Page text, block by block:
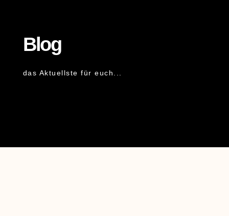
Blog
das Aktuellste für euch...